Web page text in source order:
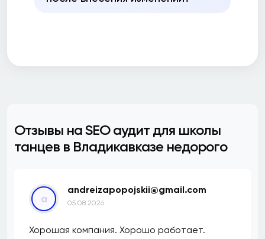
Отзывы на SEO аудит для школы
танцев в Владикавказе недорого
a
andreizapopojskii@gmail.com
05.08.2026
Хорошая компания. Хорошо работает.